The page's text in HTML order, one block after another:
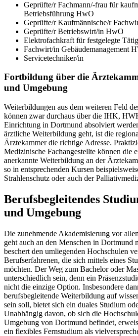
Geprüfte/r Fachmann/-frau für
Betriebsführung HwO
Geprüfte/r Kaufmännische/r
Geprüfte/r Betriebswirt/in HwO
Elektrofachkraft für festgelegte
Fachwirt/in Gebäudemanagement
Servicetechniker/in
Fortbildung über die
und Umgebung
Weiterbildungen aus dem weiteren Feld
können zwar durchaus über die IHK,
Einrichtung in Dortmund absolviert
ärztliche Weiterbildung geht, ist die
Ärztekammer die richtige Adresse.
Medizinische Fachangestellte können die
anerkannte Weiterbildung an der
so in entsprechenden Kursen
Strahlenschutz oder auch der
Berufsbegleitendes
und Umgebung
Die zunehmende Akademisierung vor
geht auch an den Menschen in Dortmund
beschert den umliegenden Hochschulen
Berufserfahrenen, die sich mittels eines
möchten. Der Weg zum Bachelor oder
unterschiedlich sein, denn ein
nicht die einzige Option. Insbesondere
berufsbegleitende Weiterbildung auf
sein soll, bietet sich ein duales Studium
Unabhängig davon, ob sich die
Umgebung von Dortmund befindet,
ein flexibles Fernstudium als